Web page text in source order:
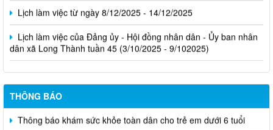
Lịch làm việc từ ngày 8/12/2025 - 14/12/2025
Lịch làm việc của Đảng ủy - Hội đồng nhân dân - Ủy ban nhân
dân xã Long Thành tuần 45 (3/10/2025 - 9/102025)
THÔNG BÁO
Thông báo khám sức khỏe toàn dân cho trẻ em dưới 6 tuổi